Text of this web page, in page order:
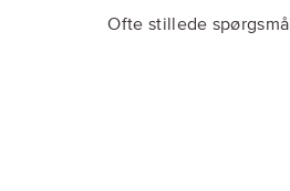
Ofte stillede spørgsmål